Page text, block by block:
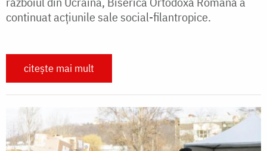
continuat acțiunile sale social-filantropice.
citește mai mult